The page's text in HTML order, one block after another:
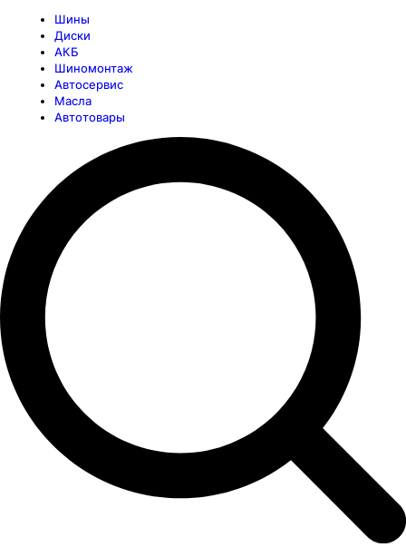
Шины
Диски
АКБ
Шиномонтаж
Автосервис
Масла
Автотовары